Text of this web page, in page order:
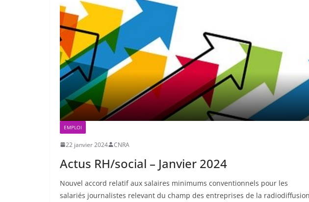
EMPLOI
22 janvier 2024 CNRA
Actus RH/social – Janvier 2024
Nouvel accord relatif aux salaires minimums conventionnels pour les
salariés journalistes relevant du champ des entreprises de la radiodiffusion